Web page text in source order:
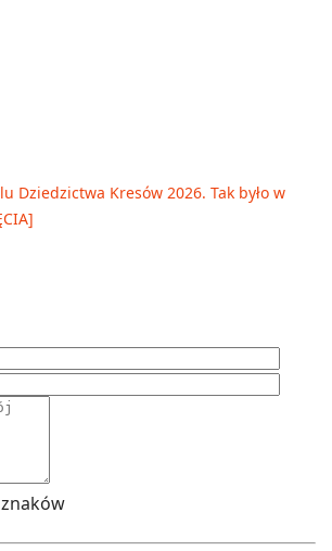
Dziedzictwa Kresów 2026. Tak było w